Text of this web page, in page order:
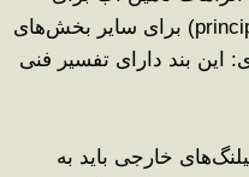
برای سایر بخش‌های
این بند دارای تفسیر فنی
خارجی باید به